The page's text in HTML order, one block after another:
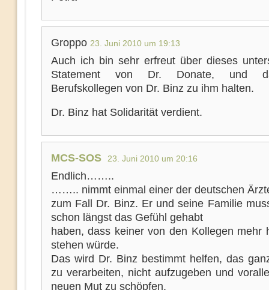
Groppo 23. Juni 2010 um 19:13
Auch ich bin sehr erfreut über dieses
Statement von Dr. Donate, und
Berufskollegen von Dr. Binz zu ihm halten.
Dr. Binz hat Solidarität verdient.
MCS-SOS 23. Juni 2010 um 20:16
Endlich……..
…….. nimmt einmal einer der deutschen
zum Fall Dr. Binz. Er und seine Familie
schon längst das Gefühl gehabt
haben, dass keiner von den Kollegen mehr
stehen würde.
Das wird Dr. Binz bestimmt helfen, das
zu verarbeiten, nicht aufzugeben und
neuen Mut zu schöpfen.